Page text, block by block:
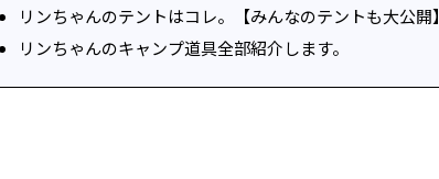
リンちゃんのテントはコレ。【みんなのテントも大公開】
リンちゃんのキャンプ道具全部紹介します。